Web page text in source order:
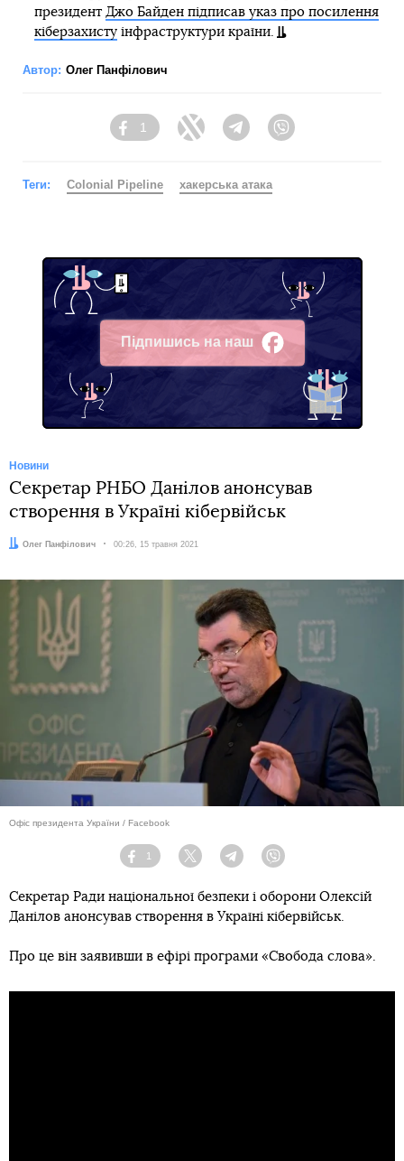
президент Джо Байден підписав указ про посилення
кіберзахистуінфраструктури країни.
Автор: Олег Панфілович
Facebook
1
Twitter TelegramViber
Теги: Colonial Pipeline хакерська атака
Підпишись на наш
Facebook
Новини
Секретар РНБО Данілов анонсував
створення в Україні кібервійськ
Автор:
Олег Панфілович Дата:
00:26, 15 травня 2021
Офіс президента України / Facebook
Facebook
1
Twitter TelegramViber
Секретар Ради національної безпеки і оборони Олексій
Данілов анонсував створення в Україні кібервійськ.
Про це він заявивши в ефірі програми «Свобода слова».